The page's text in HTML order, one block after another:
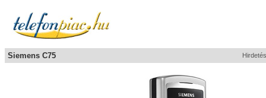
Siemens C75